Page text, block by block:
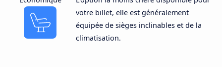
votre billet, elle est généralement
équipée de sièges inclinables et de la
climatisation.